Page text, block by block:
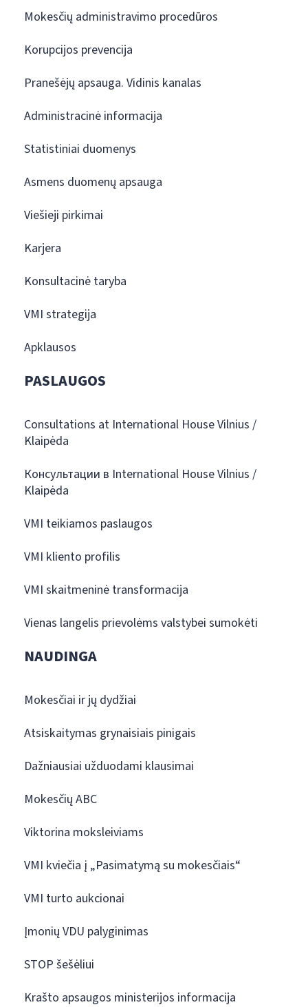
Mokesčių administravimo procedūros
Korupcijos prevencija
Pranešėjų apsauga. Vidinis kanalas
Administracinė informacija
Statistiniai duomenys
Asmens duomenų apsauga
Viešieji pirkimai
Karjera
Konsultacinė taryba
VMI strategija
Apklausos
PASLAUGOS
Consultations at International House Vilnius /
Klaipėda
Консультации в International House Vilnius /
Klaipėda
VMI teikiamos paslaugos
VMI kliento profilis
VMI skaitmeninė transformacija
Vienas langelis prievolėms valstybei sumokėti
NAUDINGA
Mokesčiai ir jų dydžiai
Atsiskaitymas grynaisiais pinigais
Dažniausiai užduodami klausimai
Mokesčių ABC
Viktorina moksleiviams
VMI kviečia į „Pasimatymą su mokesčiais“
VMI turto aukcionai
Įmonių VDU palyginimas
STOP šešėliui
Krašto apsaugos ministerijos informacija